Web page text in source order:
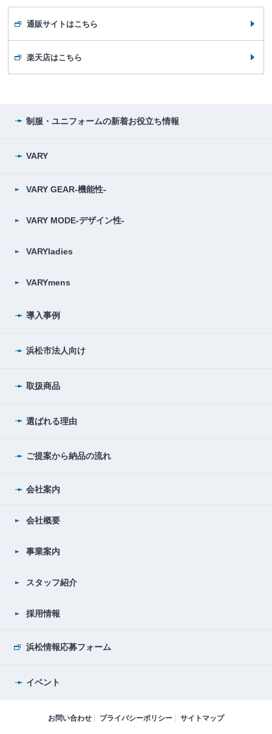
通販サイトはこちら
楽天店はこちら
制服・ユニフォームの新着お役立ち情報
VARY
VARY GEAR-機能性-
VARY MODE-デザイン性-
VARYladies
VARYmens
導入事例
浜松市法人向け
取扱商品
選ばれる理由
ご提案から納品の流れ
会社案内
会社概要
事業案内
スタッフ紹介
採用情報
浜松情報応募フォーム
イベント
お問い合わせ プライバシーポリシー サイトマップ